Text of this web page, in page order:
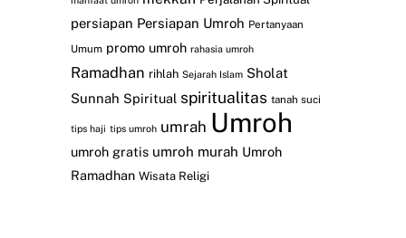
persiapan Persiapan Umroh Pertanyaan
Umum promo umroh rahasia umroh
Ramadhan rihlah Sejarah Islam Sholat
Sunnah Spiritual spiritualitas tanah suci
tips haji tips umroh umrah Umroh
umroh gratis umroh murah Umroh
Ramadhan Wisata Religi